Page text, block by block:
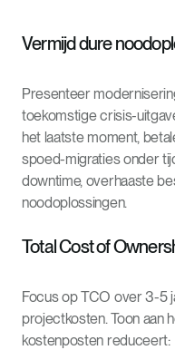
Vermijd dure
Presenteer
toekomstige crisis-
het laatste moment,
spoed-migraties onder
downtime, overhaaste
noodoplossingen.
Total Cost of
Focus op TCO over 3-5
projectkosten. Toon aan
kostenposten reduceert: